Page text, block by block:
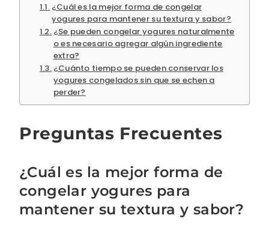
¿Cuál es la mejor forma de congelar
yogures para mantener su textura y sabor?
¿Se pueden congelar yogures naturalmente
o es necesario agregar algún ingrediente
extra?
¿Cuánto tiempo se pueden conservar los
yogures congelados sin que se echen a
perder?
Preguntas Frecuentes
¿Cuál es la mejor forma de
congelar yogures para
mantener su textura y sabor?